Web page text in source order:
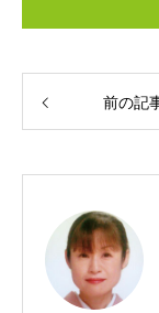
前の記